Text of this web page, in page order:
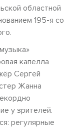
областной
195-я со
капелла
Сергей
Жанна
у зрителей.
регулярные